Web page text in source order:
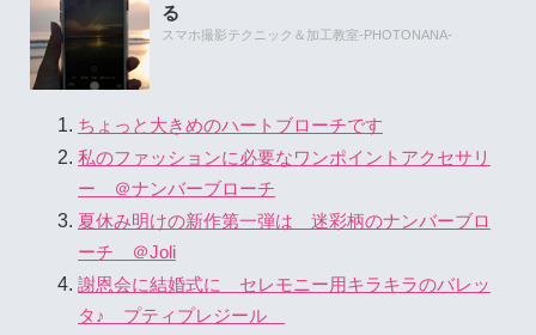
る
スマホ撮影テクニック＆加工教室-PHOTONANA-
ちょっと大きめのハートブローチです
私のファッションに必要なワンポイントアクセサリ
ー ＠ナンバーブローチ
夏休み明けの新作第一弾は 迷彩柄のナンバーブロ
ーチ ＠Joli
謝恩会に結婚式に セレモニー用キラキラのバレッ
タ♪ プティプレジール